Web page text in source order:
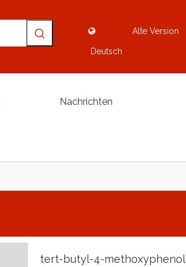
Deutsch
Alte Version
Nachrichten
tert-butyl-4-methoxyphenol